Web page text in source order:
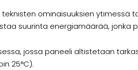
ominaisuuksien
suurinta energiamäärää,
jossa paneeli altistetaan
25°C).